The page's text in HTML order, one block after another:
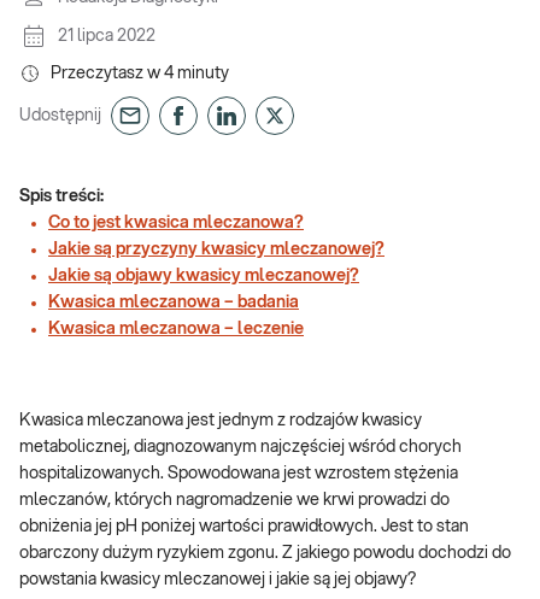
21 lipca 2022
Przeczytasz w 4 minuty
Udostępnij
Spis treści:
Co to jest kwasica mleczanowa?
Jakie są przyczyny kwasicy mleczanowej?
Jakie są objawy kwasicy mleczanowej?
Kwasica mleczanowa – badania
Kwasica mleczanowa – leczenie
Kwasica mleczanowa jest jednym z rodzajów kwasicy
metabolicznej, diagnozowanym najczęściej wśród chorych
hospitalizowanych. Spowodowana jest wzrostem stężenia
mleczanów, których nagromadzenie we krwi prowadzi do
obniżenia jej pH poniżej wartości prawidłowych. Jest to stan
obarczony dużym ryzykiem zgonu. Z jakiego powodu dochodzi do
powstania kwasicy mleczanowej i jakie są jej objawy?